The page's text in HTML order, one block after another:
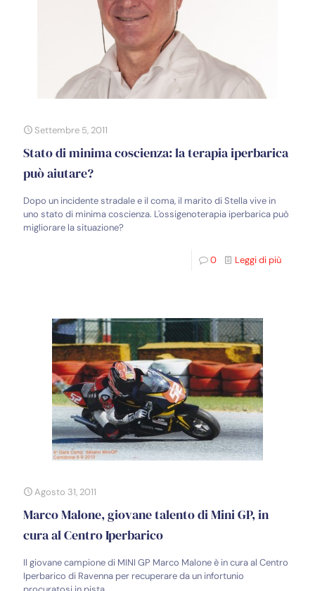
Settembre 5, 2011
Stato di minima coscienza: la terapia iperbarica
può aiutare?
Dopo un incidente stradale e il coma, il marito di Stella vive in
uno stato di minima coscienza. L'ossigenoterapia iperbarica può
migliorare la situazione?
0 Leggi di più
Agosto 31, 2011
Marco Malone, giovane talento di Mini GP, in
cura al Centro Iperbarico
Il giovane campione di MINI GP Marco Malone è in cura al Centro
Iperbarico di Ravenna per recuperare da un infortunio